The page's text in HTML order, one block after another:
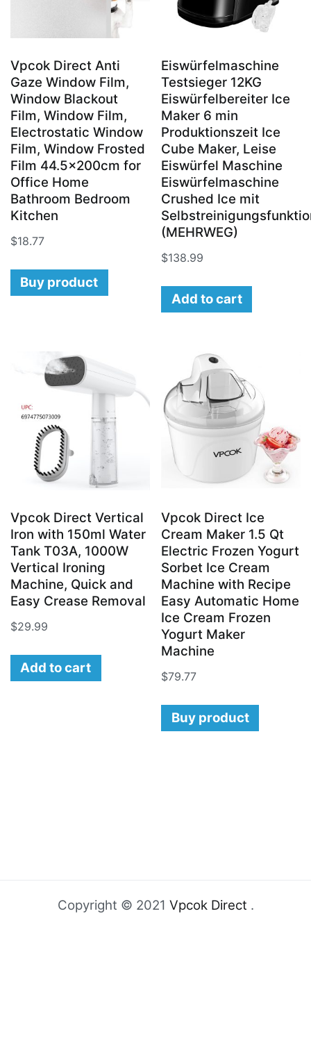
Schwarz
[Energieklasse
F]
quantity
Vpcok Direct Anti
Gaze Window Film,
Window Blackout
Film, Window Film,
Electrostatic Window
Film, Window Frosted
Film 44.5x200cm for
Office Home
Bathroom Bedroom
Kitchen
$18.77
Buy product
Eiswürfelmaschine
Testsieger 12KG
Eiswürfelbereiter Ice
Maker 6 min
Produktionszeit Ice
Cube Maker, Leise
Eiswürfel Maschine
Eiswürfelmaschine
Crushed Ice mit
(MEHRWEG)
$138.99
Add to cart
Vpcok Direct Vertical
Iron with 150ml Water
Tank T03A, 1000W
Vertical Ironing
Machine, Quick and
Easy Crease Removal
$29.99
Add to cart
Vpcok Direct Ice
Cream Maker 1.5 Qt
Electric Frozen Yogurt
Sorbet Ice Cream
Machine with Recipe
Easy Automatic Home
Ice Cream Frozen
Yogurt Maker
Machine
$79.77
Buy product
Copyright © 2021 Vpcok Direct .